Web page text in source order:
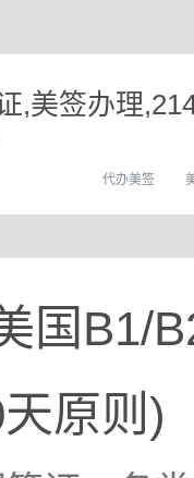
,美签办理
代办美签
国B1/
原则)